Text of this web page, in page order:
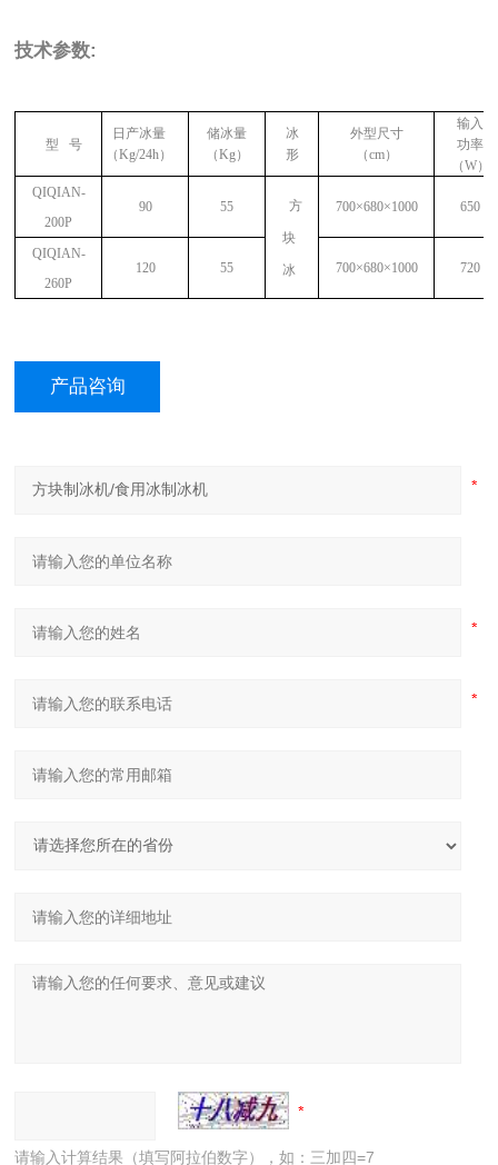
技术参数:
型 号
日产冰量
（Kg/24h ）
储冰量
（Kg）
冰
形
外型尺寸
（cm）
输入
功率
（W）
QIQIAN-
200P
90 55 方
块
冰
700×680×1000 650
QIQIAN-
260P
120 55 700×680×1000 720
产品咨询
请输入计算结果（填写阿拉伯数字），如：三加四=7